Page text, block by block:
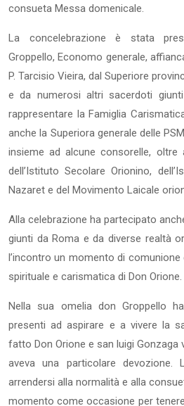
consueta Messa domenicale.
La concelebrazione è stata
Groppello, Economo generale,
P. Tarcisio Vieira, dal Superiore
e da numerosi altri sacerdoti
rappresentare la Famiglia
anche la Superiora generale delle
insieme ad alcune consorelle, oltre
dell’Istituto Secolare Orionino,
Nazaret e del Movimento Laicale
Alla celebrazione ha partecipato
giunti da Roma e da diverse realtà
l’incontro un momento di
spirituale e carismatica di Don Orione.
Nella sua omelia don Groppello
presenti ad aspirare e a vivere la
fatto Don Orione e san luigi Gonzaga
aveva una particolare devozione.
arrendersi alla normalità e alla
momento come occasione per